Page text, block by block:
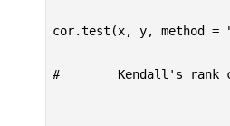
cor.test(x, y, method =
#        Kendall's